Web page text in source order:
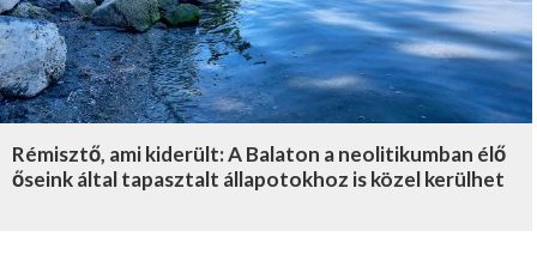
Rémisztő, ami kiderült: A Balaton a neolitikumban élő
őseink által tapasztalt állapotokhoz is közel kerülhet